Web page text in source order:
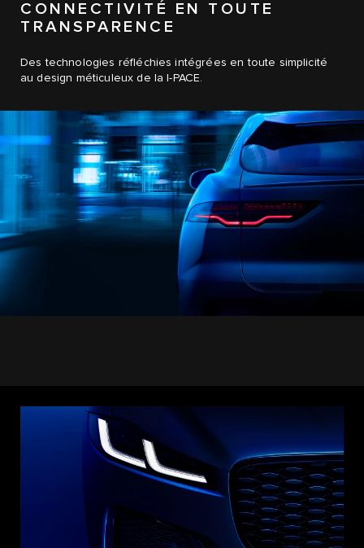
CONNECTIVITÉ EN TOUTE
TRANSPARENCE
Des technologies réfléchies intégrées en toute simplicité
au design méticuleux de la I-PACE.